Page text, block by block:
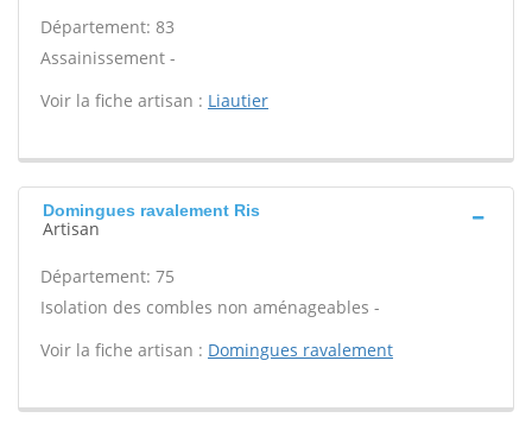
Département: 83
Assainissement -
Voir la fiche artisan : Liautier
Domingues ravalement Ris
Artisan
Département: 75
Isolation des combles non aménageables -
Voir la fiche artisan : Domingues ravalement